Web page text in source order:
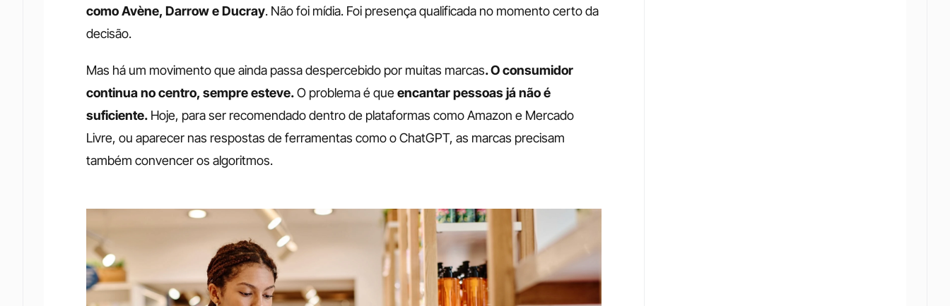
como Avène, Darrow e Ducray. Não foi mídia. Foi presença qualificada no momento certo da
decisão.
Mas há um movimento que ainda passa despercebido por muitas marcas. O consumidor
continua no centro, sempre esteve. O problema é que encantar pessoas já não é
suficiente. Hoje, para ser recomendado dentro de plataformas como Amazon e Mercado
Livre, ou aparecer nas respostas de ferramentas como o ChatGPT, as marcas precisam
também convencer os algoritmos.